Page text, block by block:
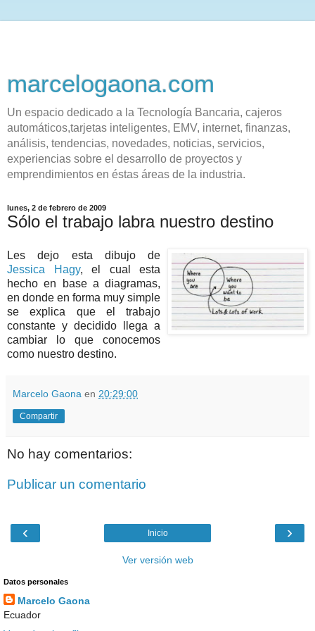
marcelogaona.com
Un espacio dedicado a la Tecnología Bancaria, cajeros
automáticos,tarjetas inteligentes, EMV, internet, finanzas,
análisis, tendencias, novedades, noticias, servicios,
experiencias sobre el desarrollo de proyectos y
emprendimientos en éstas áreas de la industria.
lunes, 2 de febrero de 2009
Sólo el trabajo labra nuestro destino
Les dejo esta dibujo de
Jessica Hagy, el cual esta
hecho en base a diagramas,
en donde en forma muy simple
se explica que el trabajo
constante y decidido llega a
cambiar lo que conocemos
como nuestro destino.
Marcelo Gaona en 20:29:00
Compartir
No hay comentarios:
Publicar un comentario
‹ ›
Inicio
Ver versión web
Datos personales
Marcelo Gaona
Ecuador